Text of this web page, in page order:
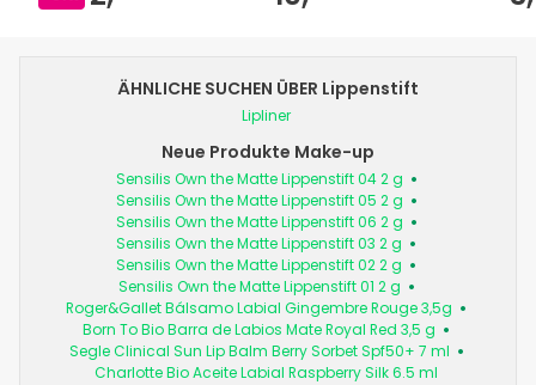
ÄHNLICHE SUCHEN ÜBER Lippenstift
Lipliner
Neue Produkte Make-up
Sensilis Own the Matte Lippenstift 04 2 g
Sensilis Own the Matte Lippenstift 05 2 g
Sensilis Own the Matte Lippenstift 06 2 g
Sensilis Own the Matte Lippenstift 03 2 g
Sensilis Own the Matte Lippenstift 02 2 g
Sensilis Own the Matte Lippenstift 01 2 g
Roger&Gallet Bálsamo Labial Gingembre Rouge 3,5g
Born To Bio Barra de Labios Mate Royal Red 3,5 g
Segle Clinical Sun Lip Balm Berry Sorbet Spf50+ 7 ml
Charlotte Bio Aceite Labial Raspberry Silk 6.5 ml